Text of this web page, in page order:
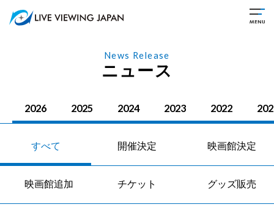
News Release
ニュース
2026 2025 2024 2023 2022
すべて 開催決定 映画館決定
映画館追加 チケット グッズ販売